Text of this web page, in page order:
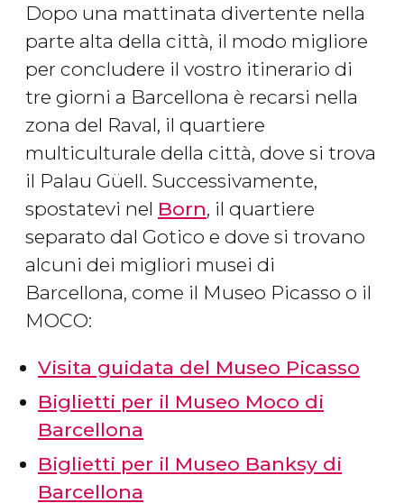
Dopo una mattinata divertente nella
parte alta della città, il modo migliore
per concludere il vostro itinerario di
tre giorni a Barcellona è recarsi nella
zona del Raval, il quartiere
multiculturale della città, dove si trova
il Palau Güell. Successivamente,
spostatevi nel ​ Born, il quartiere
separato dal Gotico e dove si trovano
alcuni dei migliori musei di
Barcellona, come il Museo Picasso o il
MOCO:
Visita guidata del Museo Picasso
Biglietti per il Museo Moco di
Barcellona
Biglietti per il Museo Banksy di
Barcellona